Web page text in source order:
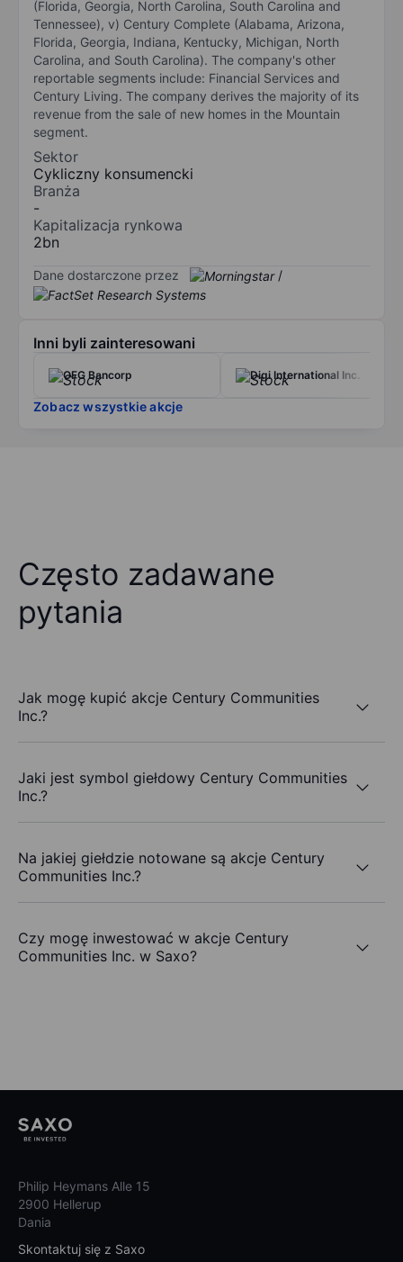
(Florida, Georgia, North Carolina, South Carolina and
Tennessee), v) Century Complete (Alabama, Arizona,
Florida, Georgia, Indiana, Kentucky, Michigan, North
Carolina, and South Carolina). The company's other
reportable segments include: Financial Services and
Century Living. The company derives the majority of its
revenue from the sale of new homes in the Mountain
segment.
Sektor
Cykliczny konsumencki
Branża
-
Kapitalizacja rynkowa
2bn
Dane dostarczone przez /
Inni byli zainteresowani
OFG Bancorp Digi International Inc.
Zobacz wszystkie akcje
Często zadawane
pytania
Jak mogę kupić akcje Century Communities
Inc.?
Jaki jest symbol giełdowy Century Communities
Inc.?
Na jakiej giełdzie notowane są akcje Century
Communities Inc.?
Czy mogę inwestować w akcje Century
Communities Inc. w Saxo?
Philip Heymans Alle 15
2900 Hellerup
Dania
Skontaktuj się z Saxo